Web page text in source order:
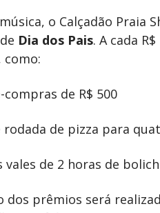
o Calçadão Praia
Dia dos Pais. A cada
como:
compras de R$ 500
rodada de pizza para
vales de 2 horas de
dos prêmios será